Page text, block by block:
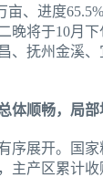
亩、进度
晚将于10月
、抚州金溪
体顺畅，局部
序展开。国
主产区累计收